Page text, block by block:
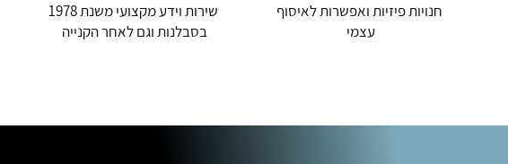
שירות וידע מקצועי משנת 1978
בסבלנות וגם לאחר הקנייה
חנויות פיזיות ואפשרות לאיסוף
עצמי